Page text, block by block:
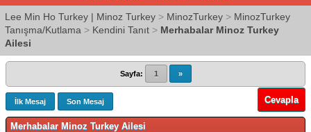
Lee Min Ho Turkey | Minoz Turkey > MinozTurkey > MinozTurkey
Tanışma/Kutlama > Kendini Tanıt > Merhabalar Minoz Turkey
Ailesi
Sayfa: 1 »
İlk Mesaj Son Mesaj Cevapla
Merhabalar Minoz Turkey Ailesi